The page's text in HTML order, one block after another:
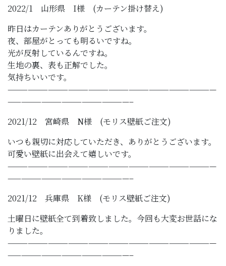
2022/1 山形県 I様 (カーテン掛け替え)
昨日はカーテンありがとうございます。
夜、部屋がとっても明るいですね。
光が反射しているんですね。
生地の裏、表も正解でした。
気持ちいいです。
———————————————————————————————
——————————————————–
2021/12 宮崎県 N様 (モリス壁紙ご注文)
いつも親切に対応していただき、ありがとうございます。
可愛い壁紙に出会えて嬉しいです。
———————————————————————————————
——————————————————–
2021/12 兵庫県 K様 (モリス壁紙ご注文)
土曜日に壁紙全て到着致しました。今回も大変お世話にな
りました。
———————————————————————————————
——————————————————–